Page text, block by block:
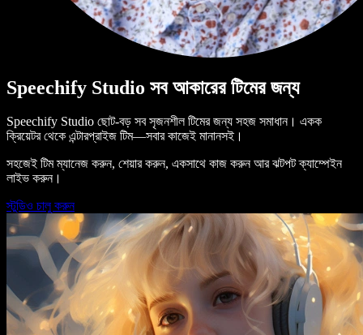
Speechify Studio সব আকারের টিমের জন্য
Speechify Studio ছোট-বড় সব সৃজনশীল টিমের জন্য সহজ সমাধান। একক
ক্রিয়েটর থেকে এন্টারপ্রাইজ টিম—সবার কাজেই মানানসই।
সহজেই টিম ম্যানেজ করুন, শেয়ার করুন, একসাথে কাজ করুন আর ঝটপট ক্যাম্পেইন
লাইভ করুন।
স্টুডিও চালু করুন